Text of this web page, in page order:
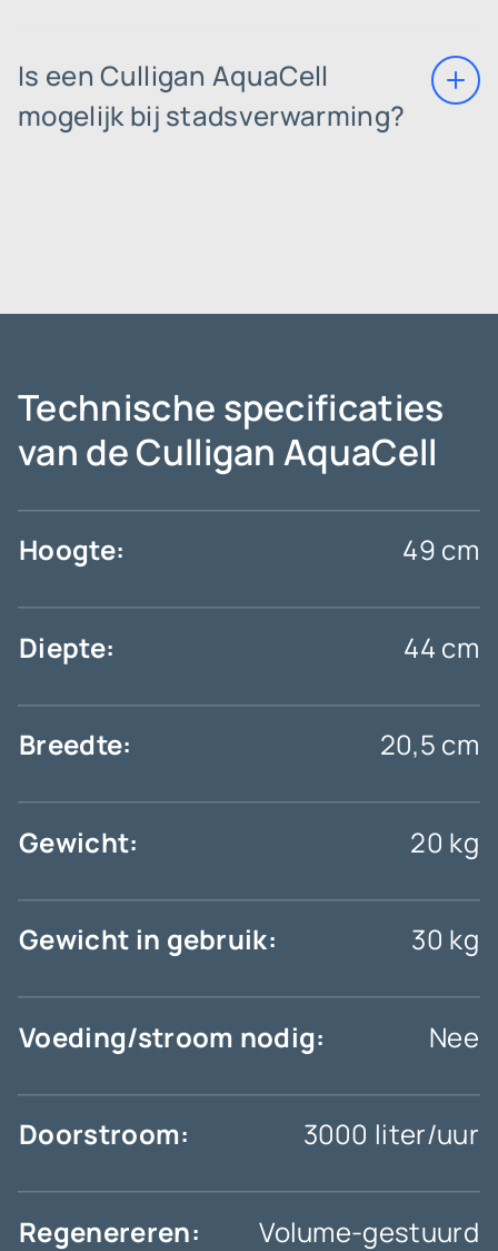
Is een Culligan AquaCell
mogelijk bij stadsverwarming?
Technische specificaties
van de Culligan AquaCell
Hoogte: 49 cm
Diepte: 44 cm
Breedte: 20,5 cm
Gewicht: 20 kg
Gewicht in gebruik: 30 kg
Voeding/stroom nodig: Nee
Doorstroom: 3000 liter/uur
Regenereren: Volume-gestuurd